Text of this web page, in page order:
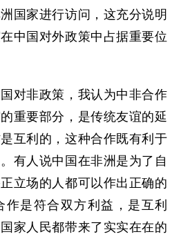
国家进行访问，这充分说明
中国对外政策中占据重要位
非政策，我认为中非合作
重要部分，是传统友谊的延
互利的，这种合作既有利于
有人说中国在非洲是为了自
立场的人都可以作出正确的
是符合双方利益，是互利
家人民都带来了实实在在的